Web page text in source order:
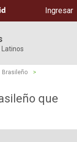
Ingresar
Brasileño
>
que